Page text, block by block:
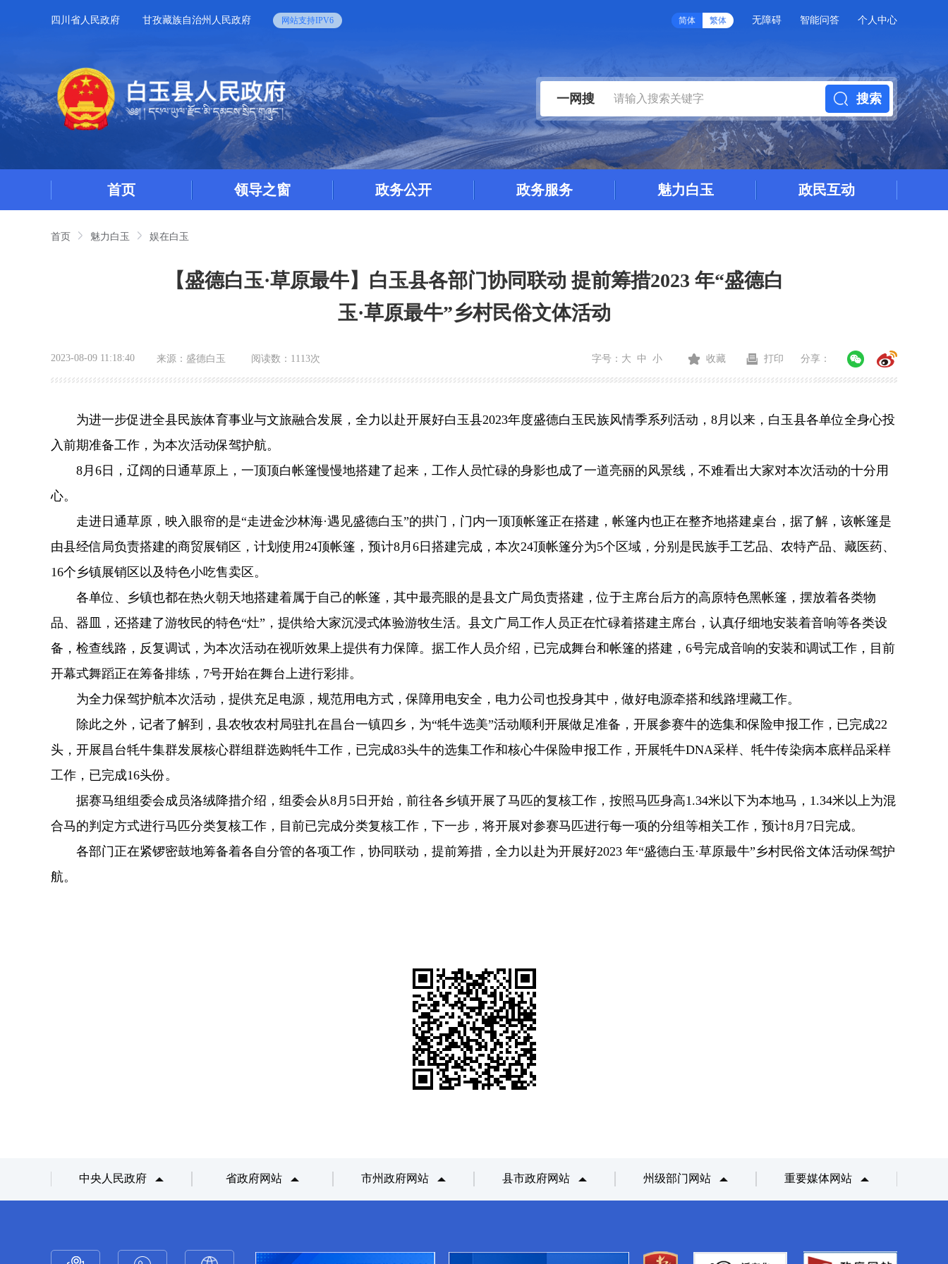
四川省人民政府 甘孜藏族自治州人民政府 网站支持IPV6 简体 繁体 无障碍 智能问答 个人中心
一网搜 搜索
首页 领导之窗 政务公开 政务服务 魅力白玉 政民互动
首页 魅力白玉 娱在白玉
【盛德白玉·草原最牛】白玉县各部门协同联动 提前筹措2023 年“盛德白
玉·草原最牛”乡村民俗文体活动
2023-08-09 11:18:40 来源： 盛德白玉 阅读数： 1113次 字号： 大 中 小 收藏 打印 分享：
为进一步促进全县民族体育事业与文旅融合发展，全力以赴开展好白玉县2023年度盛德白玉民族风情季系列活动，8月以来，白玉县各单位全身心投
入前期准备工作，为本次活动保驾护航。
8月6日，辽阔的日通草原上，一顶顶白帐篷慢慢地搭建了起来，工作人员忙碌的身影也成了一道亮丽的风景线，不难看出大家对本次活动的十分用
心。
走进日通草原，映入眼帘的是“走进金沙林海·遇见盛德白玉”的拱门，门内一顶顶帐篷正在搭建，帐篷内也正在整齐地搭建桌台，据了解，该帐篷是
由县经信局负责搭建的商贸展销区，计划使用24顶帐篷，预计8月6日搭建完成，本次24顶帐篷分为5个区域，分别是民族手工艺品、农特产品、藏医药、
16个乡镇展销区以及特色小吃售卖区。
各单位、乡镇也都在热火朝天地搭建着属于自己的帐篷，其中最亮眼的是县文广局负责搭建，位于主席台后方的高原特色黑帐篷，摆放着各类物
品、器皿，还搭建了游牧民的特色“灶”，提供给大家沉浸式体验游牧生活。县文广局工作人员正在忙碌着搭建主席台，认真仔细地安装着音响等各类设
备，检查线路，反复调试，为本次活动在视听效果上提供有力保障。据工作人员介绍，已完成舞台和帐篷的搭建，6号完成音响的安装和调试工作，目前
开幕式舞蹈正在筹备排练，7号开始在舞台上进行彩排。
为全力保驾护航本次活动，提供充足电源，规范用电方式，保障用电安全，电力公司也投身其中，做好电源牵搭和线路埋藏工作。
除此之外，记者了解到，县农牧农村局驻扎在昌台一镇四乡，为“牦牛选美”活动顺利开展做足准备，开展参赛牛的选集和保险申报工作，已完成22
头，开展昌台牦牛集群发展核心群组群选购牦牛工作，已完成83头牛的选集工作和核心牛保险申报工作，开展牦牛DNA采样、牦牛传染病本底样品采样
工作，已完成16头份。
据赛马组组委会成员洛绒降措介绍，组委会从8月5日开始，前往各乡镇开展了马匹的复核工作，按照马匹身高1.34米以下为本地马，1.34米以上为混
合马的判定方式进行马匹分类复核工作，目前已完成分类复核工作，下一步，将开展对参赛马匹进行每一项的分组等相关工作，预计8月7日完成。
各部门正在紧锣密鼓地筹备着各自分管的各项工作，协同联动，提前筹措，全力以赴为开展好2023 年“盛德白玉·草原最牛”乡村民俗文体活动保驾护
航。‍
中央人民政府 省政府网站 市州政府网站 县市政府网站 州级部门网站 重要媒体网站